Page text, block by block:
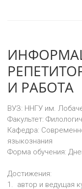
И РАБОТА
ВУЗ: ННГУ им.
Факультет:
Кафедра:
языкознания
Форма обучения:
Достижения:
1. автор и ведущая